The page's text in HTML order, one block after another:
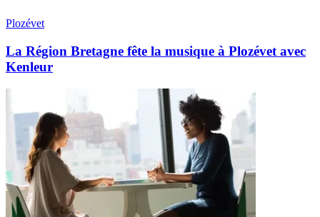
Plozévet
La Région Bretagne fête la musique à Plozévet avec
Kenleur